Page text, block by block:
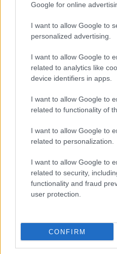
Google for online
I want to allow Google to
personalized advertising.
I want to allow Google to
related to analytics like
device identifiers in apps.
I want to allow Google to
related to functionality of
I want to allow Google to
related to personalization.
I want to allow Google to
related to security,
functionality and fraud
user protection.
CONFIRM
PERL, VÁRADI ÉS
KOSÁRLABDA-
Észtország, Szlovénia és